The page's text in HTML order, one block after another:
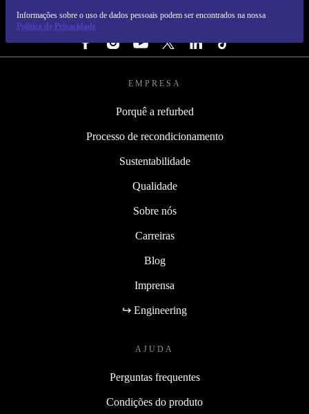
Informações sobre o uso de dados pessoais podem ser encontrados na nossa
Política de Privacidade
SEGUE-NOS
EMPRESA
Porquê a refurbed
Processo de recondicionamento
Sustentabilidade
Qualidade
Sobre nós
Carreiras
Blog
Imprensa
↪ Engineering
AJUDA
Perguntas frequentes
Condições do produto